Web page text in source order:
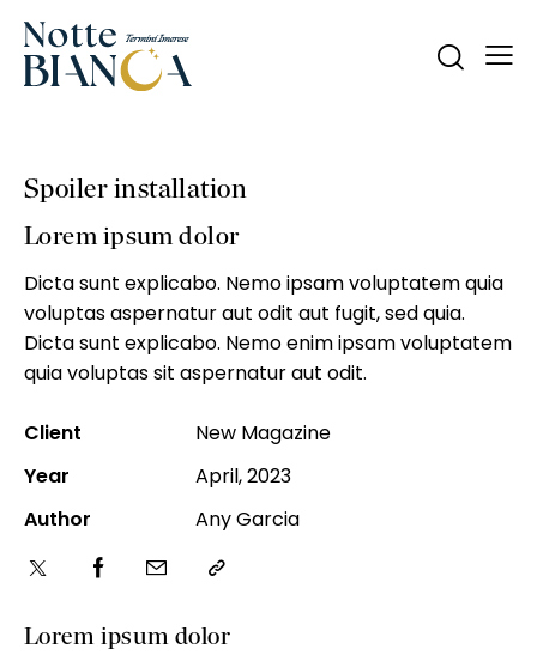
Spoiler installation
Lorem ipsum dolor
Lorem ipsum dolor
Dicta sunt explicabo. Nemo ipsam voluptatem quia
voluptas aspernatur aut odit aut fugit, sed quia.
Dicta sunt explicabo. Nemo enim ipsam voluptatem
quia voluptas sit aspernatur aut odit.
Client
New Magazine
Year
April, 2023
Author
Any Garcia